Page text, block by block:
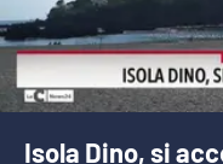
Isola Dino, si